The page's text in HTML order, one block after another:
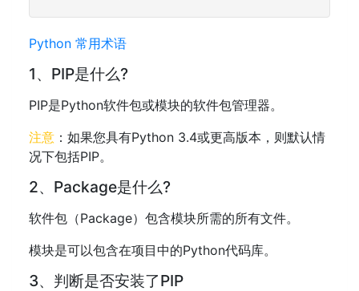
Python 常用术语
1、PIP是什么?
PIP是Python软件包或模块的软件包管理器。
注意 ：如果您具有Python 3.4或更高版本，则默认情
况下包括PIP。
2、Package是什么?
软件包（Package）包含模块所需的所有文件。
模块是可以包含在项目中的Python代码库。
3、判断是否安装了PIP